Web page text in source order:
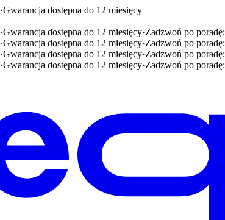
·Gwarancja dostępna do 12 miesięcy
·Gwarancja dostępna do 12 miesięcy·Zadzwoń po poradę:
·Gwarancja dostępna do 12 miesięcy·Zadzwoń po poradę:
·Gwarancja dostępna do 12 miesięcy·Zadzwoń po poradę:
·Gwarancja dostępna do 12 miesięcy·Zadzwoń po poradę: